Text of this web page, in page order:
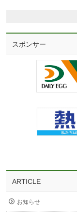
スポンサー
ARTICLE
お知らせ